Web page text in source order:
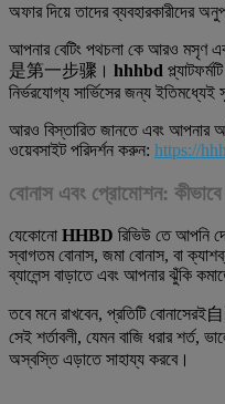
অফার দিয়ে তাদের ব্যবহারকারীদের
আপনার বেটিং পথচলা কে আরও মসৃণ
是第一步骤। hhhbd
নির্ভরযোগ্য সার্ভিসের জন্য
আরও বিস্তারিত জানতে এবং আপনার
ওয়েবসাইট পরিদর্শন করুন: https://
বোনাস এবং প্রোমোশন: কীভাবে
যেকোনো HHBD রিভিউ তে আপনি
স্বাগতম বোনাস, জমা বোনাস, বা
ব্যালেন্স বাড়াতে এবং আপনার ঝুঁকি
তবে মনে রাখবেন, প্রতিটি
সেই শর্তাবলী, যেমন বাজি ধরার শর্ত,
অস্বস্তি এড়াতে সাহায্য করবে।